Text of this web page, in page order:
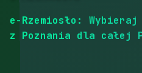
e-Rzemiosło:
z Poznania dla całej